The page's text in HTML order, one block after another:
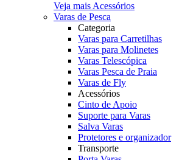
Veja mais Acessórios
Varas de Pesca
Categoria
Varas para Carretilhas
Varas para Molinetes
Varas Telescópica
Varas Pesca de Praia
Varas de Fly
Acessórios
Cinto de Apoio
Suporte para Varas
Salva Varas
Protetores e organizador
Transporte